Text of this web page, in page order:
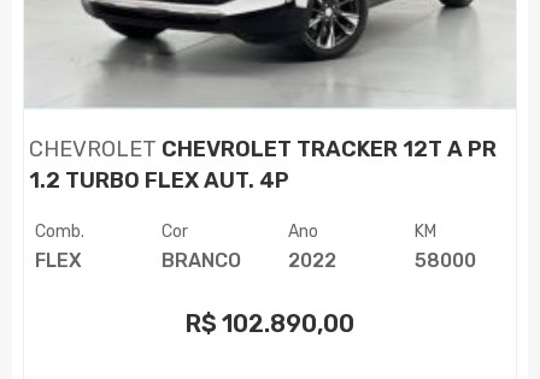
CHEVROLET CHEVROLET TRACKER 12T A PR
1.2 TURBO FLEX AUT. 4P
Comb.
FLEX
Cor
BRANCO
Ano
2022
KM
58000
R$ 102.890,00